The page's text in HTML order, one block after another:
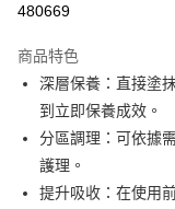
AlipayHK
PayMe
WeChat Pay
其他轉帳方式
480669
商品特色
深層保養：直接塗
到立即保養成效。
分區調理：可依據
護理。
提升吸收：在使用